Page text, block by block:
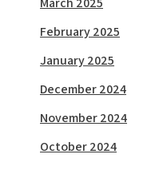
February 2025
January 2025
December 2024
November 2024
October 2024